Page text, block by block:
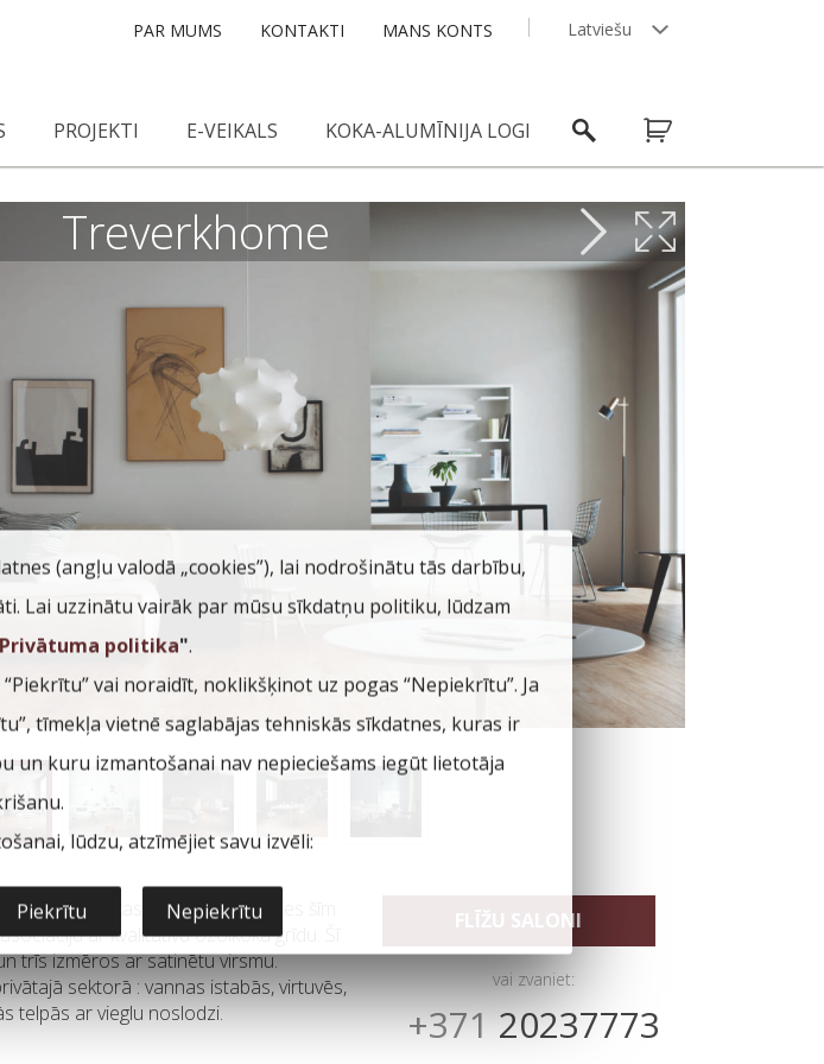
PROJEKTI E-VEIKALS KOKA-ALUMĪNIJA LOGI
MANS KONTS
KONTAKTI
PAR MUMS
Latviešu
Treverkhome
ir sajūtas, kas rodas pieskaroties šīm
ar kvalitatīvu ozolkoka grīdu. Šī
trīs izmēros ar satinētu virsmu.
sektorā : vannas istabās, virtuvēs,
telpās ar vieglu noslodzi.
FLĪŽU SALONI
vai zvaniet:
+37120237773
(angļu valodā „cookies”), lai nodrošinātu tās darbību,
Lai uzzinātu vairāk par mūsu sīkdatņu politiku, lūdzam
Privātuma politika".
vai noraidīt, noklikšķinot uz pogas “Nepiekrītu”. Ja
tīmekļa vietnē saglabājas tehniskās sīkdatnes, kuras ir
un kuru izmantošanai nav nepieciešams iegūt lietotāja
lūdzu, atzīmējiet savu izvēli:
Piekrītu Nepiekrītu